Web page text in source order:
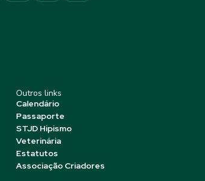
Outros links
Calendário
Passaporte
STJD Hipismo
Veterinária
Estatutos
Associação Criadores